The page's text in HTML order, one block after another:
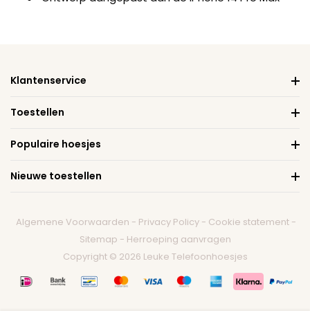
Klantenservice
Toestellen
Populaire hoesjes
Nieuwe toestellen
Algemene Voorwaarden - Privacy Policy - Cookie statement -
Sitemap - Herroeping aanvragen
Copyright © 2026 Leuke Telefoonhoesjes